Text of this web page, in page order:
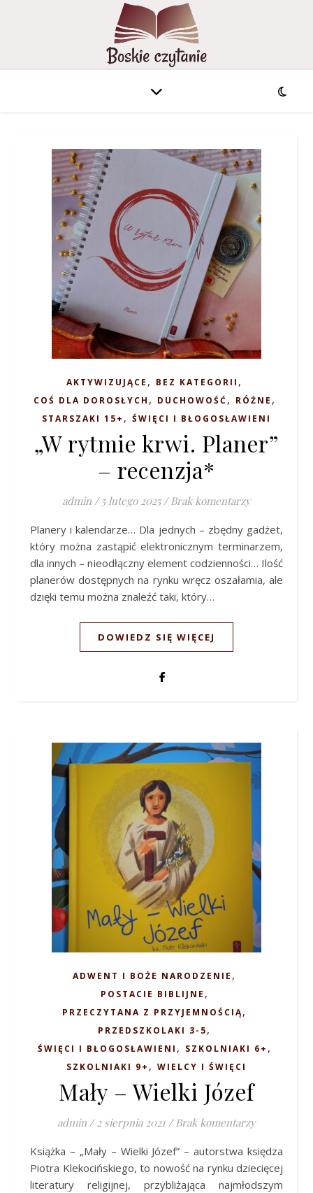
AKTYWIZUJĄCE , BEZ KATEGORII ,
COŚ DLA DOROSŁYCH , DUCHOWOŚĆ , RÓŻNE ,
STARSZAKI 15+ , ŚWIĘCI I BŁOGOSŁAWIENI
„W rytmie krwi. Planer”
– recenzja*
admin / 5 lutego 2025 / Brak komentarzy
Planery i kalendarze… Dla jednych – zbędny gadżet,
który można zastąpić elektronicznym terminarzem,
dla innych – nieodłączny element codzienności… Ilość
planerów dostępnych na rynku wręcz oszałamia, ale
dzięki temu można znaleźć taki, który…
DOWIEDZ SIĘ WIĘCEJ
ADWENT I BOŻE NARODZENIE ,
POSTACIE BIBLIJNE ,
PRZECZYTANA Z PRZYJEMNOŚCIĄ,
PRZEDSZKOLAKI 3-5,
ŚWIĘCI I BŁOGOSŁAWIENI , SZKOLNIAKI 6+ ,
SZKOLNIAKI 9+ , WIELCY I ŚWIĘCI
Mały – Wielki Józef
admin / 2 sierpnia 2021 / Brak komentarzy
Książka – „Mały – Wielki Józef” – autorstwa księdza
Piotra Klekocińskiego, to nowość na rynku dziecięcej
literatury religijnej, przybliżająca najmłodszym